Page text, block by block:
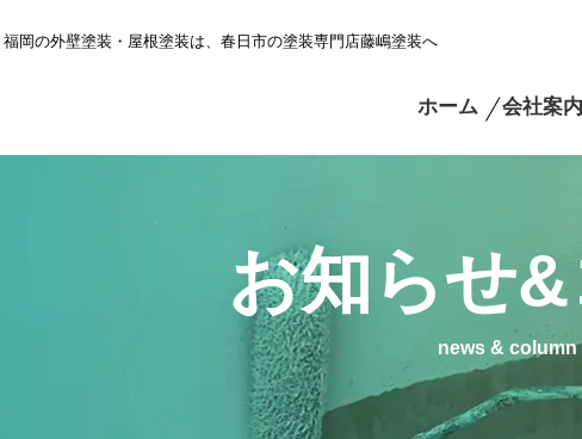
福岡の外壁塗装・屋根塗装は、 春日市の塗装専門店藤嶋塗装へ
ホーム 会社案内
お知らせ
news & column